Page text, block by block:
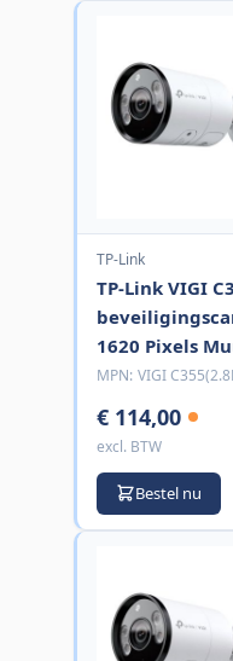
TP-Link
TP-Link VIGI
1620 Pixels
MPN: VIGI
€ 114,00
excl. BTW
Bestel nu